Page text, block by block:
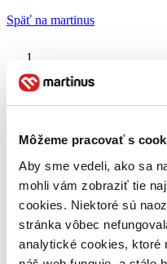
Môžeme pracovať s
Aby sme vedeli, ako sa
mohli vám zobraziť tie
cookies. Niektoré sú
stránka vôbec
analytické cookies,
Späť na martinus
Drevené záložky
O nás
Náš príbeh
Galéria Martinusu
Zodpovednosť
Sme B Corp